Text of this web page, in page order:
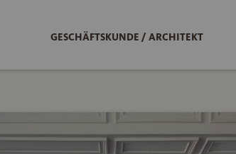
GESCHÄFTSKUNDE / ARCHITEKT